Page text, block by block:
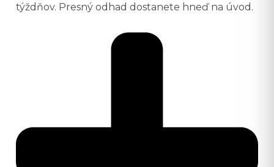
týždňov. Presný odhad dostanete hneď na úvod.